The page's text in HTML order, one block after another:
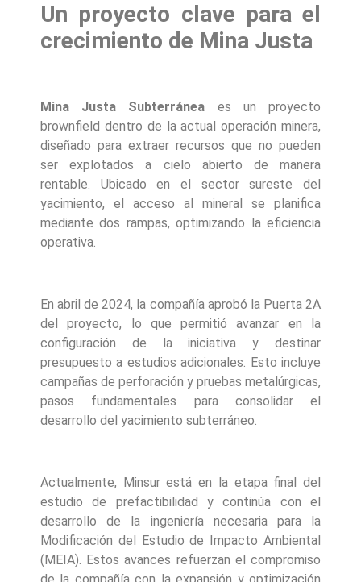
Un proyecto clave para el
crecimiento de Mina Justa
Mina Justa Subterránea es un proyecto
brownfield dentro de la actual operación minera,
diseñado para extraer recursos que no pueden
ser explotados a cielo abierto de manera
rentable. Ubicado en el sector sureste del
yacimiento, el acceso al mineral se planifica
mediante dos rampas, optimizando la eficiencia
operativa.
En abril de 2024, la compañía aprobó la Puerta 2A
del proyecto, lo que permitió avanzar en la
configuración de la iniciativa y destinar
presupuesto a estudios adicionales. Esto incluye
campañas de perforación y pruebas metalúrgicas,
pasos fundamentales para consolidar el
desarrollo del yacimiento subterráneo.
Actualmente, Minsur está en la etapa final del
estudio de prefactibilidad y continúa con el
desarrollo de la ingeniería necesaria para la
Modificación del Estudio de Impacto Ambiental
(MEIA). Estos avances refuerzan el compromiso